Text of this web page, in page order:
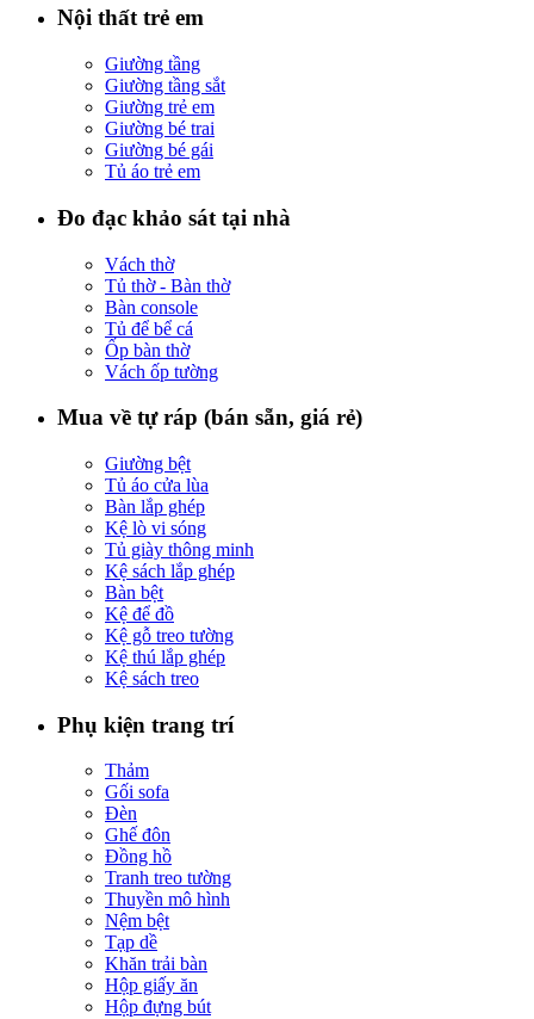
Nội thất trẻ em
Giường tầng
Giường tầng sắt
Giường trẻ em
Giường bé trai
Giường bé gái
Tủ áo trẻ em
Đo đạc khảo sát tại nhà
Vách thờ
Tủ thờ - Bàn thờ
Bàn console
Tủ để bể cá
Ốp bàn thờ
Vách ốp tường
Mua về tự ráp (bán sẵn, giá rẻ)
Giường bệt
Tủ áo cửa lùa
Bàn lắp ghép
Kệ lò vi sóng
Tủ giày thông minh
Kệ sách lắp ghép
Bàn bệt
Kệ để đồ
Kệ gỗ treo tường
Kệ thú lắp ghép
Kệ sách treo
Phụ kiện trang trí
Thảm
Gối sofa
Đèn
Ghế đôn
Đồng hồ
Tranh treo tường
Thuyền mô hình
Nệm bệt
Tạp dề
Khăn trải bàn
Hộp giấy ăn
Hộp đựng bút